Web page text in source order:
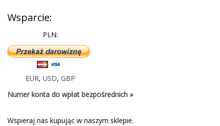
Wsparcie:
PLN:
EUR, USD, GBP
Numer konta do wpłat bezpośrednich »
Wspieraj nas kupując w naszym sklepie.